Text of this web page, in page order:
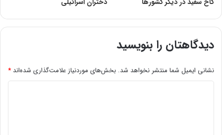
دیدگاهتان را بنویسید
نشانی ایمیل شما منتشر نخواهد شد. بخش‌های موردنیاز علامت‌گذاری شده‌اند *